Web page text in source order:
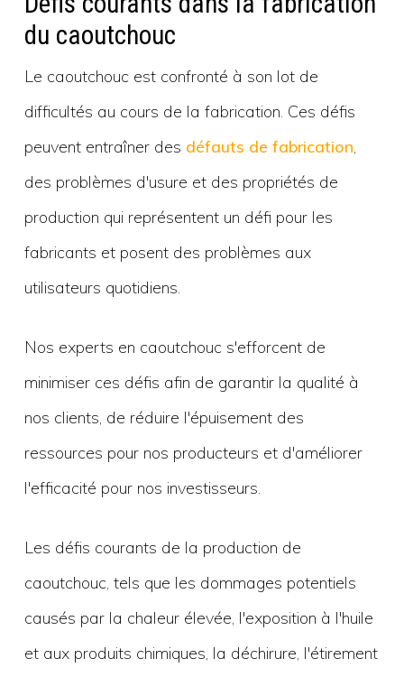
du caoutchouc
Le caoutchouc est confronté à son lot de
difficultés au cours de la fabrication. Ces défis
peuvent entraîner des défauts de fabrication,
des problèmes d'usure et des propriétés de
production qui représentent un défi pour les
fabricants et posent des problèmes aux
utilisateurs quotidiens.
Nos experts en caoutchouc s'efforcent de
minimiser ces défis afin de garantir la qualité à
nos clients, de réduire l'épuisement des
ressources pour nos producteurs et d'améliorer
l'efficacité pour nos investisseurs.
Les défis courants de la production de
caoutchouc, tels que les dommages potentiels
causés par la chaleur élevée, l'exposition à l'huile
et aux produits chimiques, la déchirure, l'étirement